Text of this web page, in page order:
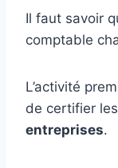
Il faut savoir
comptable
L’activité
de certifier
entreprises.